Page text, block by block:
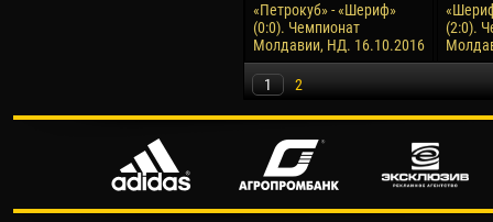
«Петрокуб» - «Шериф»
(0:0). Чемпионат
Молдавии, НД. 16.10.2016
(2:0).
1 2